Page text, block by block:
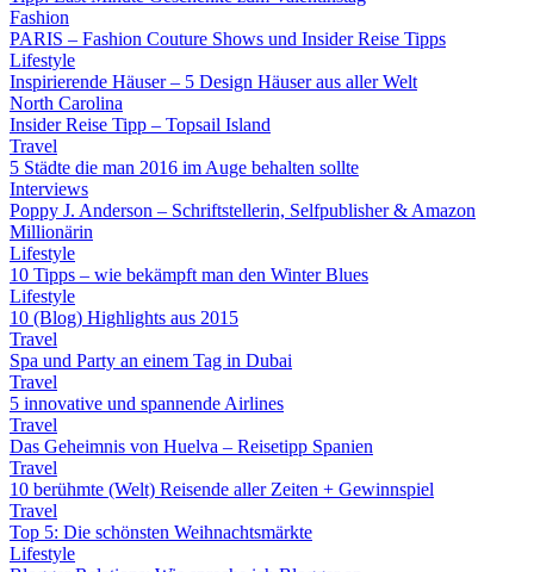
Fashion
PARIS – Fashion Couture Shows und Insider Reise Tipps
Lifestyle
Inspirierende Häuser – 5 Design Häuser aus aller Welt
North Carolina
Insider Reise Tipp – Topsail Island
Travel
5 Städte die man 2016 im Auge behalten sollte
Interviews
Poppy J. Anderson – Schriftstellerin, Selfpublisher & Amazon
Millionärin
Lifestyle
10 Tipps – wie bekämpft man den Winter Blues
Lifestyle
10 (Blog) Highlights aus 2015
Travel
Spa und Party an einem Tag in Dubai
Travel
5 innovative und spannende Airlines
Travel
Das Geheimnis von Huelva – Reisetipp Spanien
Travel
10 berühmte (Welt) Reisende aller Zeiten + Gewinnspiel
Travel
Top 5: Die schönsten Weihnachtsmärkte
Lifestyle